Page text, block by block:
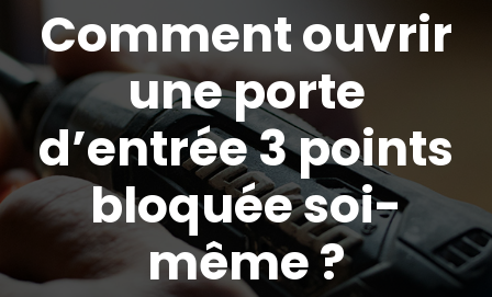
Comment ouvrir
une porte
d’entrée 3 points
bloquée soi-
même ?